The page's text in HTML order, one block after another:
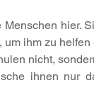
hier.
ihm zu
nicht,
ihnen nur